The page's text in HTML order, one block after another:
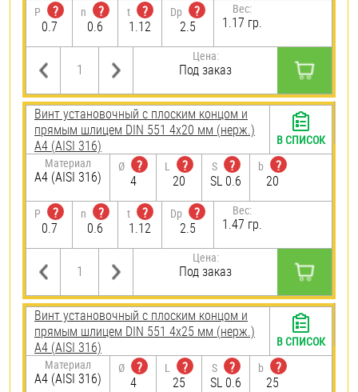
P
?
0.7
n
?
0.6
t
?
1.12
Dp
?
2.5
Вес:
1.17 гр.
Цена:
Под заказ
Винт установочный с плоским концом и
прямым шлицем DIN 551 4х20 мм (нерж.)
A4 (AISI 316)
Материал
A4 (AISI 316)
Ø
?
4
L
?
20
S
?
SL 0.6
b
?
20
P
?
0.7
n
?
0.6
t
?
1.12
Dp
?
2.5
Вес:
1.47 гр.
Цена:
Под заказ
В СПИСОК
Винт установочный с плоским концом и
прямым шлицем DIN 551 4х25 мм (нерж.)
A4 (AISI 316)
Материал
A4 (AISI 316)
Ø
?
4
L
?
25
S
?
SL 0.6
b
?
25
В СПИСОК